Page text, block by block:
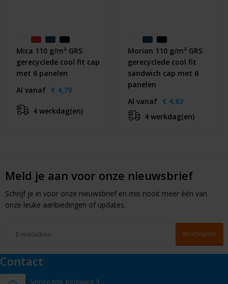
Mica 110 g/m² GRS
gerecyclede cool fit cap
met 6 panelen
Al vanaf € 4,79
4 werkdag(en)
Morion 110 g/m² GRS
gerecyclede cool fit
sandwich cap met 6
panelen
Al vanaf € 4,83
4 werkdag(en)
Meld je aan voor onze nieuwsbrief
Schrijf je in voor onze nieuwsbrief en mis nooit meer één van
onze leuke aanbiedingen of updates.
Contact
Verlengde Kerkweg 9